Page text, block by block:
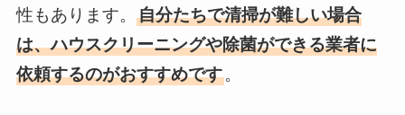
性もあります。 自分たちで清掃が難しい場合
は、ハウスクリーニングや除菌ができる業者に
依頼するのがおすすめです。